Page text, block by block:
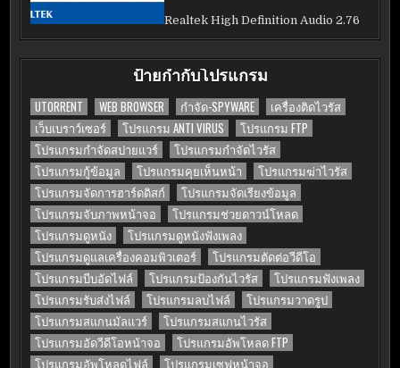
Realtek High Definition Audio 2.76
ป้ายกำกับโปรแกรม
UTORRENT WEB BROWSER กำจัด-SPYWARE
เครื่องติดไวรัส
เว็บเบราว์เซอร์
โปรแกรม ANTI VIRUS
โปรแกรม FTP
โปรแกรมกำจัดสปายแวร์
โปรแกรมกำจัดไวรัส
โปรแกรมกู้ข้อมูล
โปรแกรมคุยเห็นหน้า
โปรแกรมฆ่าไวรัส
โปรแกรมจัดการฮาร์ดดิสก์
โปรแกรมจัดเรียงข้อมูล
โปรแกรมจับภาพหน้าจอ
โปรแกรมช่วยดาวน์โหลด
โปรแกรมดูหนัง
โปรแกรมดูหนังฟังเพลง
โปรแกรมดูแลเครื่องคอมพิวเตอร์
โปรแกรมตัดต่อวีดีโอ
โปรแกรมบีบอัดไฟล์
โปรแกรมป้องกันไวรัส
โปรแกรมฟังเพลง
โปรแกรมรับส่งไฟล์
โปรแกรมลบไฟล์
โปรแกรมวาดรูป
โปรแกรมสแกนมัลแวร์
โปรแกรมสแกนไวรัส
โปรแกรมอัดวีดีโอหน้าจอ
โปรแกรมอัพโหลด FTP
โปรแกรมอัพโหลดไฟล์
โปรแกรมเซฟหน้าจอ